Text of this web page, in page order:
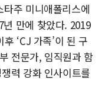
주 미니애폴리스에
만에 찾았다. 2019
‘CJ 가족’이 된 구
전문가, 임직원과 함
력 강화 인사이트를